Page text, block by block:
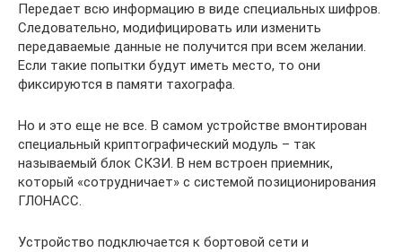
Передает всю информацию в виде специальных шифров.
Следовательно, модифицировать или изменить
передаваемые данные не получится при всем желании.
Если такие попытки будут иметь место, то они
фиксируются в памяти тахографа.
Но и это еще не все. В самом устройстве вмонтирован
специальный криптографический модуль – так
называемый блок СКЗИ. В нем встроен приемник,
который «сотрудничает» с системой позиционирования
ГЛОНАСС.
Устройство подключается к бортовой сети и